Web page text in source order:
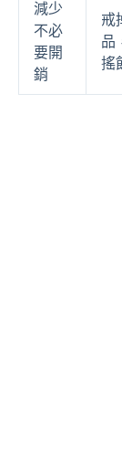
減少
不必
要開
銷
戒
品
搖